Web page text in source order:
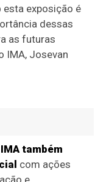
exposição é
dessas
as futuras
IMA, Josevan
também
com ações
e